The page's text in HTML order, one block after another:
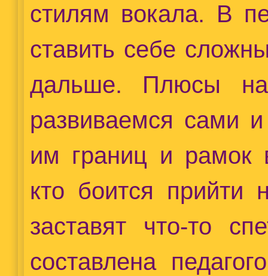
стилям вокала. В
ставить себе
дальше. Плюсы
развиваемся сами
им границ и рамок
кто боится прийти
заставят что-то
составлена